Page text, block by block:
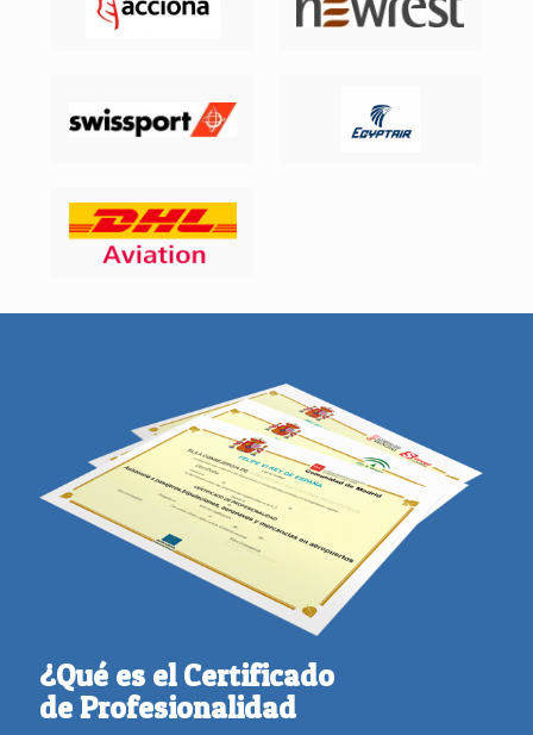
¿Qué es el Certificado
de Profesionalidad